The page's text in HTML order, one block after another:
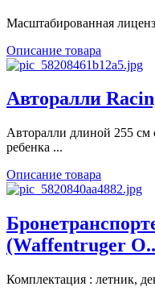
Масштабированная
Описание товара
Авторалли
Авторалли длиной 255 см
ребенка ...
Описание товара
(Waffentruger
Комплектация : летник,